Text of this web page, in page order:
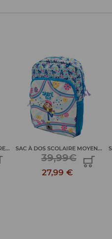
SAC À DOS SCOLAIRE MOYEN...
39,99€
27,99 €